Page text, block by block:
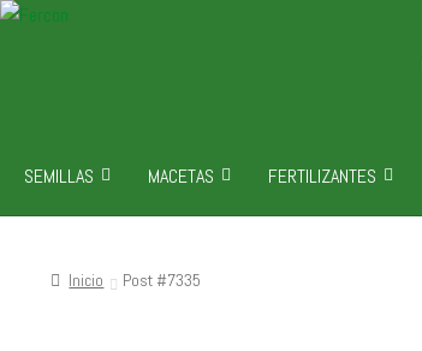
SEMILLAS MACETAS FERTILIZANTES
Inicio Post #7335